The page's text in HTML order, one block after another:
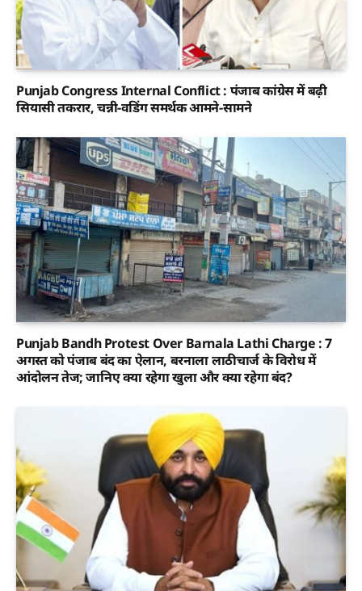
Punjab Congress Internal Conflict : पंजाब कांग्रेस में बढ़ी
सियासी तकरार, चन्नी-वडिंग समर्थक आमने-सामने
Punjab Bandh Protest Over Barnala Lathi Charge : 7
अगस्त को पंजाब बंद का ऐलान, बरनाला लाठीचार्ज के विरोध में
आंदोलन तेज; जानिए क्या रहेगा खुला और क्या रहेगा बंद?